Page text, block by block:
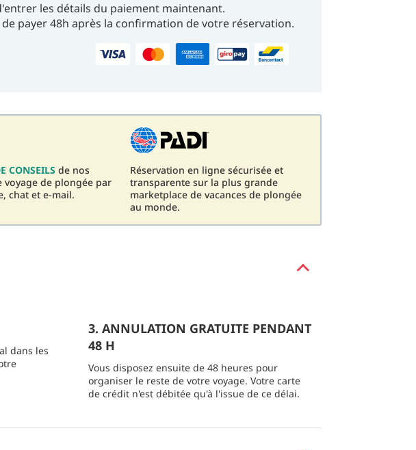
les détails du paiement maintenant.
payer 48h après la confirmation de votre réservation.
CONSEILS de nos
voyage de plongée par
chat et e-mail.
Réservation en ligne sécurisée et
transparente sur la plus grande
marketplace de vacances de plongée
au monde.
dans les
3. ANNULATION GRATUITE PENDANT
48 H
Vous disposez ensuite de 48 heures pour
organiser le reste de votre voyage. Votre carte
de crédit n'est débitée qu'à l'issue de ce délai.